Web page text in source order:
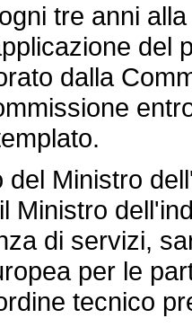
tre anni alla
del
dalla
Ministro
Ministro
di servizi,
per le
tecnico